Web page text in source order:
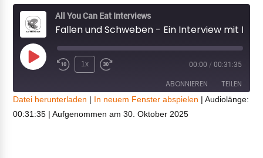
All You Can Eat Interviews
Play
1x 00:00 / 00:31:35
ABONNIEREN TEILEN
TEILEN
Datei herunterladen | In neuem Fenster abspielen |Audiolänge:
00:31:35 |Aufgenommen am 30. Oktober 2025